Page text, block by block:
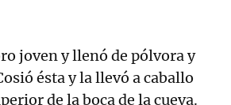
joven y llenó de pólvora y
ésta y la llevó a caballo
de la boca de la cueva.